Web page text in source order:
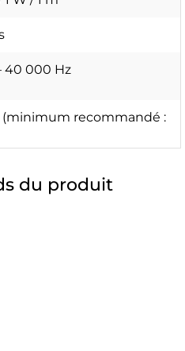
40 000 Hz
(minimum recommandé :
du produit